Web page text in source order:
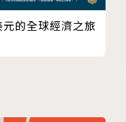
武器
水就買車買房，然後
道」的富人思維？
？先聽股神怎麼說
動找到你
務自由課程
元的全球經濟之旅